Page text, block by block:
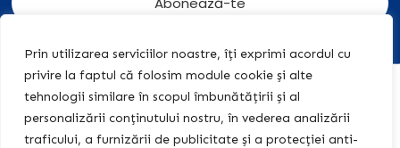
Prin utilizarea serviciilor noastre, îți exprimi acordul cu
privire la faptul că folosim module cookie și alte
tehnologii similare în scopul îmbunătățirii și al
personalizării conținutului nostru, în vederea analizării
traficului, a furnizării de publicitate și a protecției anti-
Acasă
Editura
Teach &
Acțiuni
legale
Politica de
+40 774
455 409
contact@teach-